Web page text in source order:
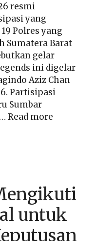
resmi
yang
Polres yang
Sumatera Barat
gelar
ini digelar
Aziz Chan
Partisipasi
Sumbar
Read more
untuk